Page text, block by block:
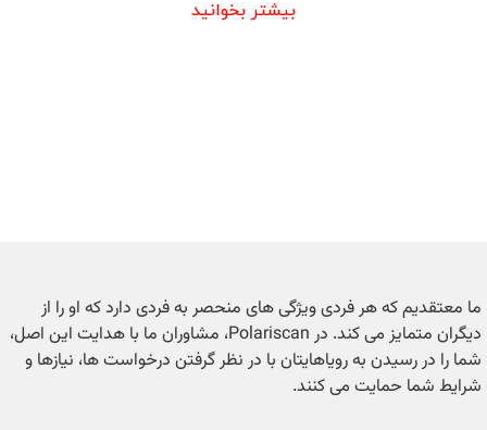
بیشتر بخوانید
ما معتقدیم که هر فردی ویژگی های منحصر به فردی دارد که او را از
دیگران متمایز می کند. در Polariscan، مشاوران ما با هدایت این اصل،
شما را در رسیدن به رویاهایتان با در نظر گرفتن درخواست ها، نیازها و
شرایط شما حمایت می کنند.